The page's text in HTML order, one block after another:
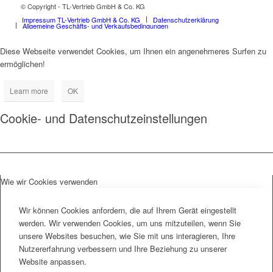
© Copyright - TL-Vertrieb GmbH & Co. KG
Impressum TL-Vertrieb GmbH & Co. KG
Datenschutzerklärung
Allgemeine Geschäfts- und Verkaufsbedingungen
Diese Webseite verwendet Cookies, um Ihnen ein angenehmeres Surfen zu
ermöglichen!
Learn more OK
Cookie- und Datenschutzeinstellungen
Wie wir Cookies verwenden
Wir können Cookies anfordern, die auf Ihrem Gerät eingestellt
werden. Wir verwenden Cookies, um uns mitzuteilen, wenn Sie
unsere Websites besuchen, wie Sie mit uns interagieren, Ihre
Nutzererfahrung verbessern und Ihre Beziehung zu unserer
Website anpassen.